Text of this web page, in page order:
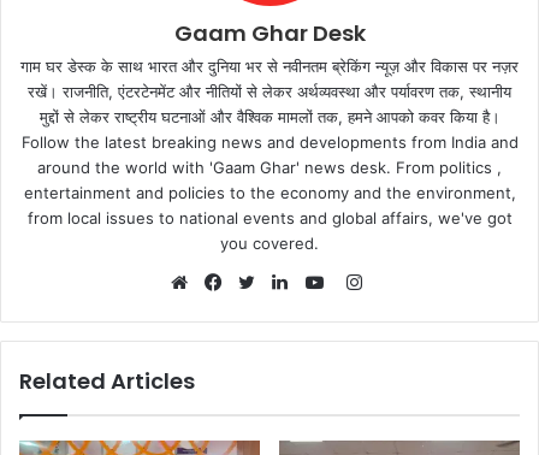
Gaam Ghar Desk
गाम घर डेस्क के साथ भारत और दुनिया भर से नवीनतम ब्रेकिंग न्यूज़ और विकास पर नज़र
रखें। राजनीति, एंटरटेनमेंट और नीतियों से लेकर अर्थव्यवस्था और पर्यावरण तक, स्थानीय
मुद्दों से लेकर राष्ट्रीय घटनाओं और वैश्विक मामलों तक, हमने आपको कवर किया है।
Follow the latest breaking news and developments from India and
around the world with 'Gaam Ghar' news desk. From politics ,
entertainment and policies to the economy and the environment,
from local issues to national events and global affairs, we've got
you covered.
Instagram
Related Articles